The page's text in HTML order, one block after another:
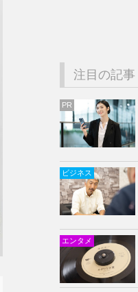
注目の記事
PR
ビジネス
エンタメ